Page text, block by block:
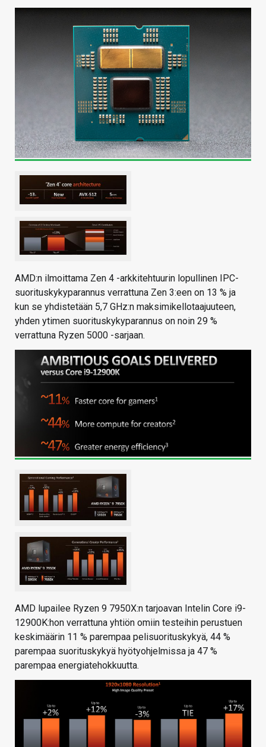
AMD:n ilmoittama Zen 4 -arkkitehtuurin lopullinen IPC-
suorituskykyparannus verrattuna Zen 3:een on 13 % ja
kun se yhdistetään 5,7 GHz:n maksimikellotaajuuteen,
yhden ytimen suorituskykyparannus on noin 29 %
verrattuna Ryzen 5000 -sarjaan.
AMD lupailee Ryzen 9 7950X:n tarjoavan Intelin Core i9-
12900K:hon verrattuna yhtiön omiin testeihin perustuen
keskimäärin 11 % parempaa pelisuorituskykyä, 44 %
parempaa suorituskykyä hyötyohjelmissa ja 47 %
parempaa energiatehokkuutta.